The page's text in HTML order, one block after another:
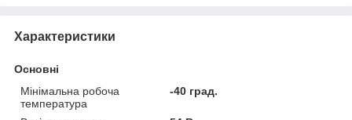
Характеристики
Основні
Мінімальна робоча
температура
-40 град.